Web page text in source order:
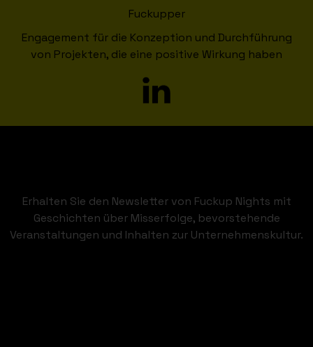
Fuckupper
Engagement für die Konzeption und Durchführung
von Projekten, die eine positive Wirkung haben
Erhalten Sie den Newsletter von Fuckup Nights mit
Geschichten über Misserfolge, bevorstehende
Veranstaltungen und Inhalten zur Unternehmenskultur.